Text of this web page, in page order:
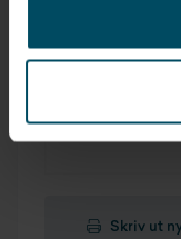
Skriv ut